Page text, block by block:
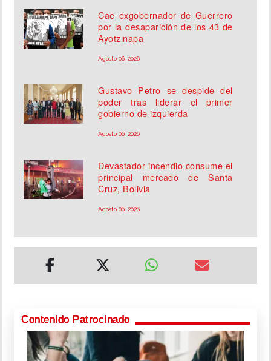
Cae exgobernador de Guerrero
por la desaparición de los 43 de
Ayotzinapa
Agosto 06, 2026
Gustavo Petro se despide del
poder tras liderar el primer
gobierno de izquierda
Agosto 06, 2026
Devastador incendio consume el
principal mercado de Santa
Cruz, Bolivia
Agosto 06, 2026
Contenido Patrocinado